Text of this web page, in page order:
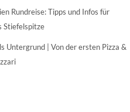
Rundreise: Tipps und Infos für
Stiefelspitze
Untergrund | Von der ersten Pizza &